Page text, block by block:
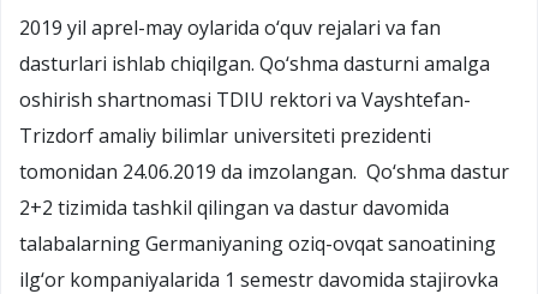
2019 yil aprel-may oylarida o‘quv rejalari va fan
dasturlari ishlab chiqilgan. Qo‘shma dasturni amalga
oshirish shartnomasi TDIU rektori va Vayshtefan-
Trizdorf amaliy bilimlar universiteti prezidenti
tomonidan 24.06.2019 da imzolangan. Qo‘shma dastur
2+2 tizimida tashkil qilingan va dastur davomida
talabalarning Germaniyaning oziq-ovqat sanoatining
ilg‘or kompaniyalarida 1 semestr davomida stajirovka